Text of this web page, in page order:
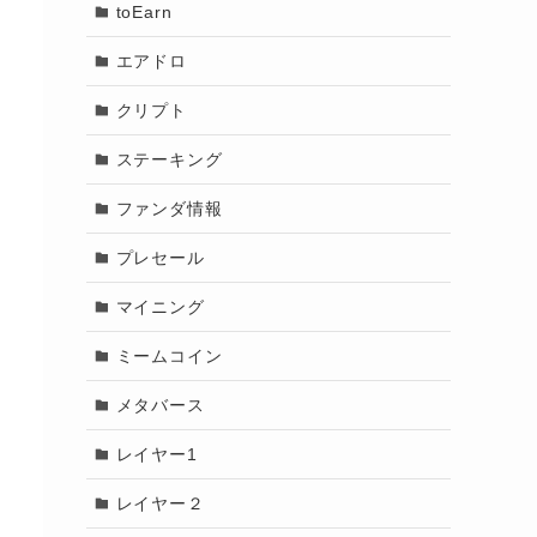
toEarn
エアドロ
クリプト
ステーキング
ファンダ情報
プレセール
マイニング
ミームコイン
メタバース
レイヤー1
レイヤー２